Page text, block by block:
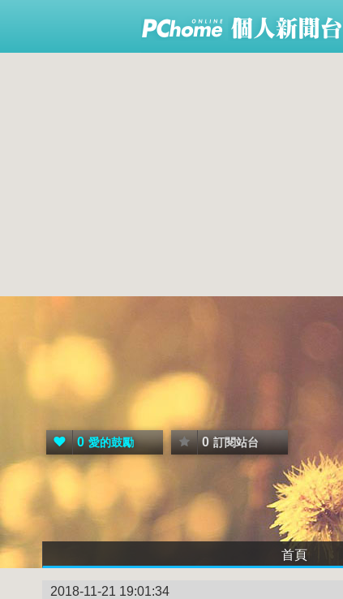
0 愛的鼓勵 0 訂閱站台
首頁
2018-11-21 19:01:34